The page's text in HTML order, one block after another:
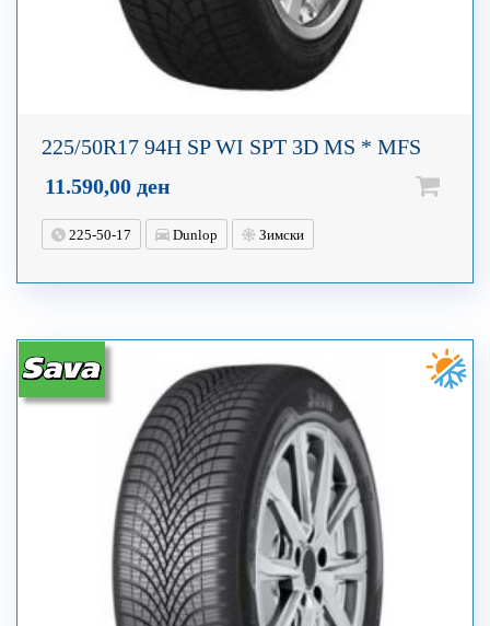
225/50R17 94H SP WI SPT 3D MS * MFS
11.590,00 ден
225-50-17 Dunlop Зимски